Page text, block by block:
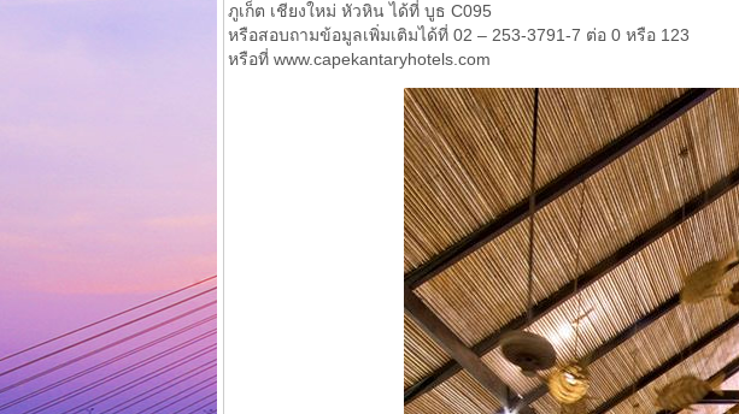
ภูเก็ต เชียงใหม่ หัวหิน ได้ที่ บูธ C095
หรือสอบถามข้อมูลเพิ่มเติมได้ที่ 02 – 253-3791-7 ต่อ 0 หรือ 123
หรือที่ www.capekantaryhotels.com